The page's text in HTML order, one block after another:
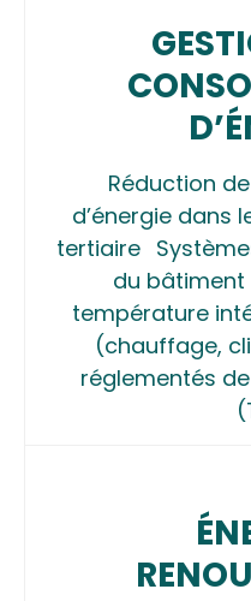
Réduction
d’énergie dans
tertiaire
du bâtiment
température
(chauffage,
réglementés